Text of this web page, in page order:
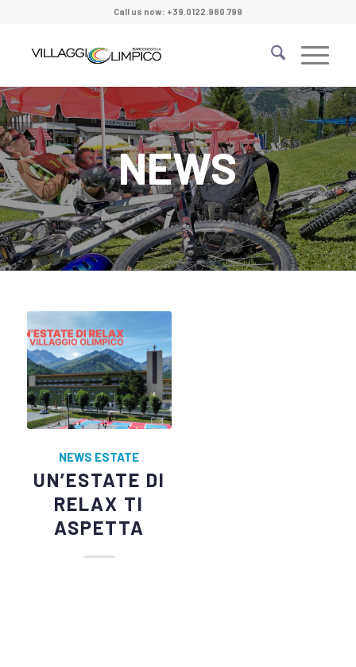
Call us now: +39.0122.980.799
NEWS
NEWS ESTATE
UN’ESTATE DI
RELAX TI
ASPETTA